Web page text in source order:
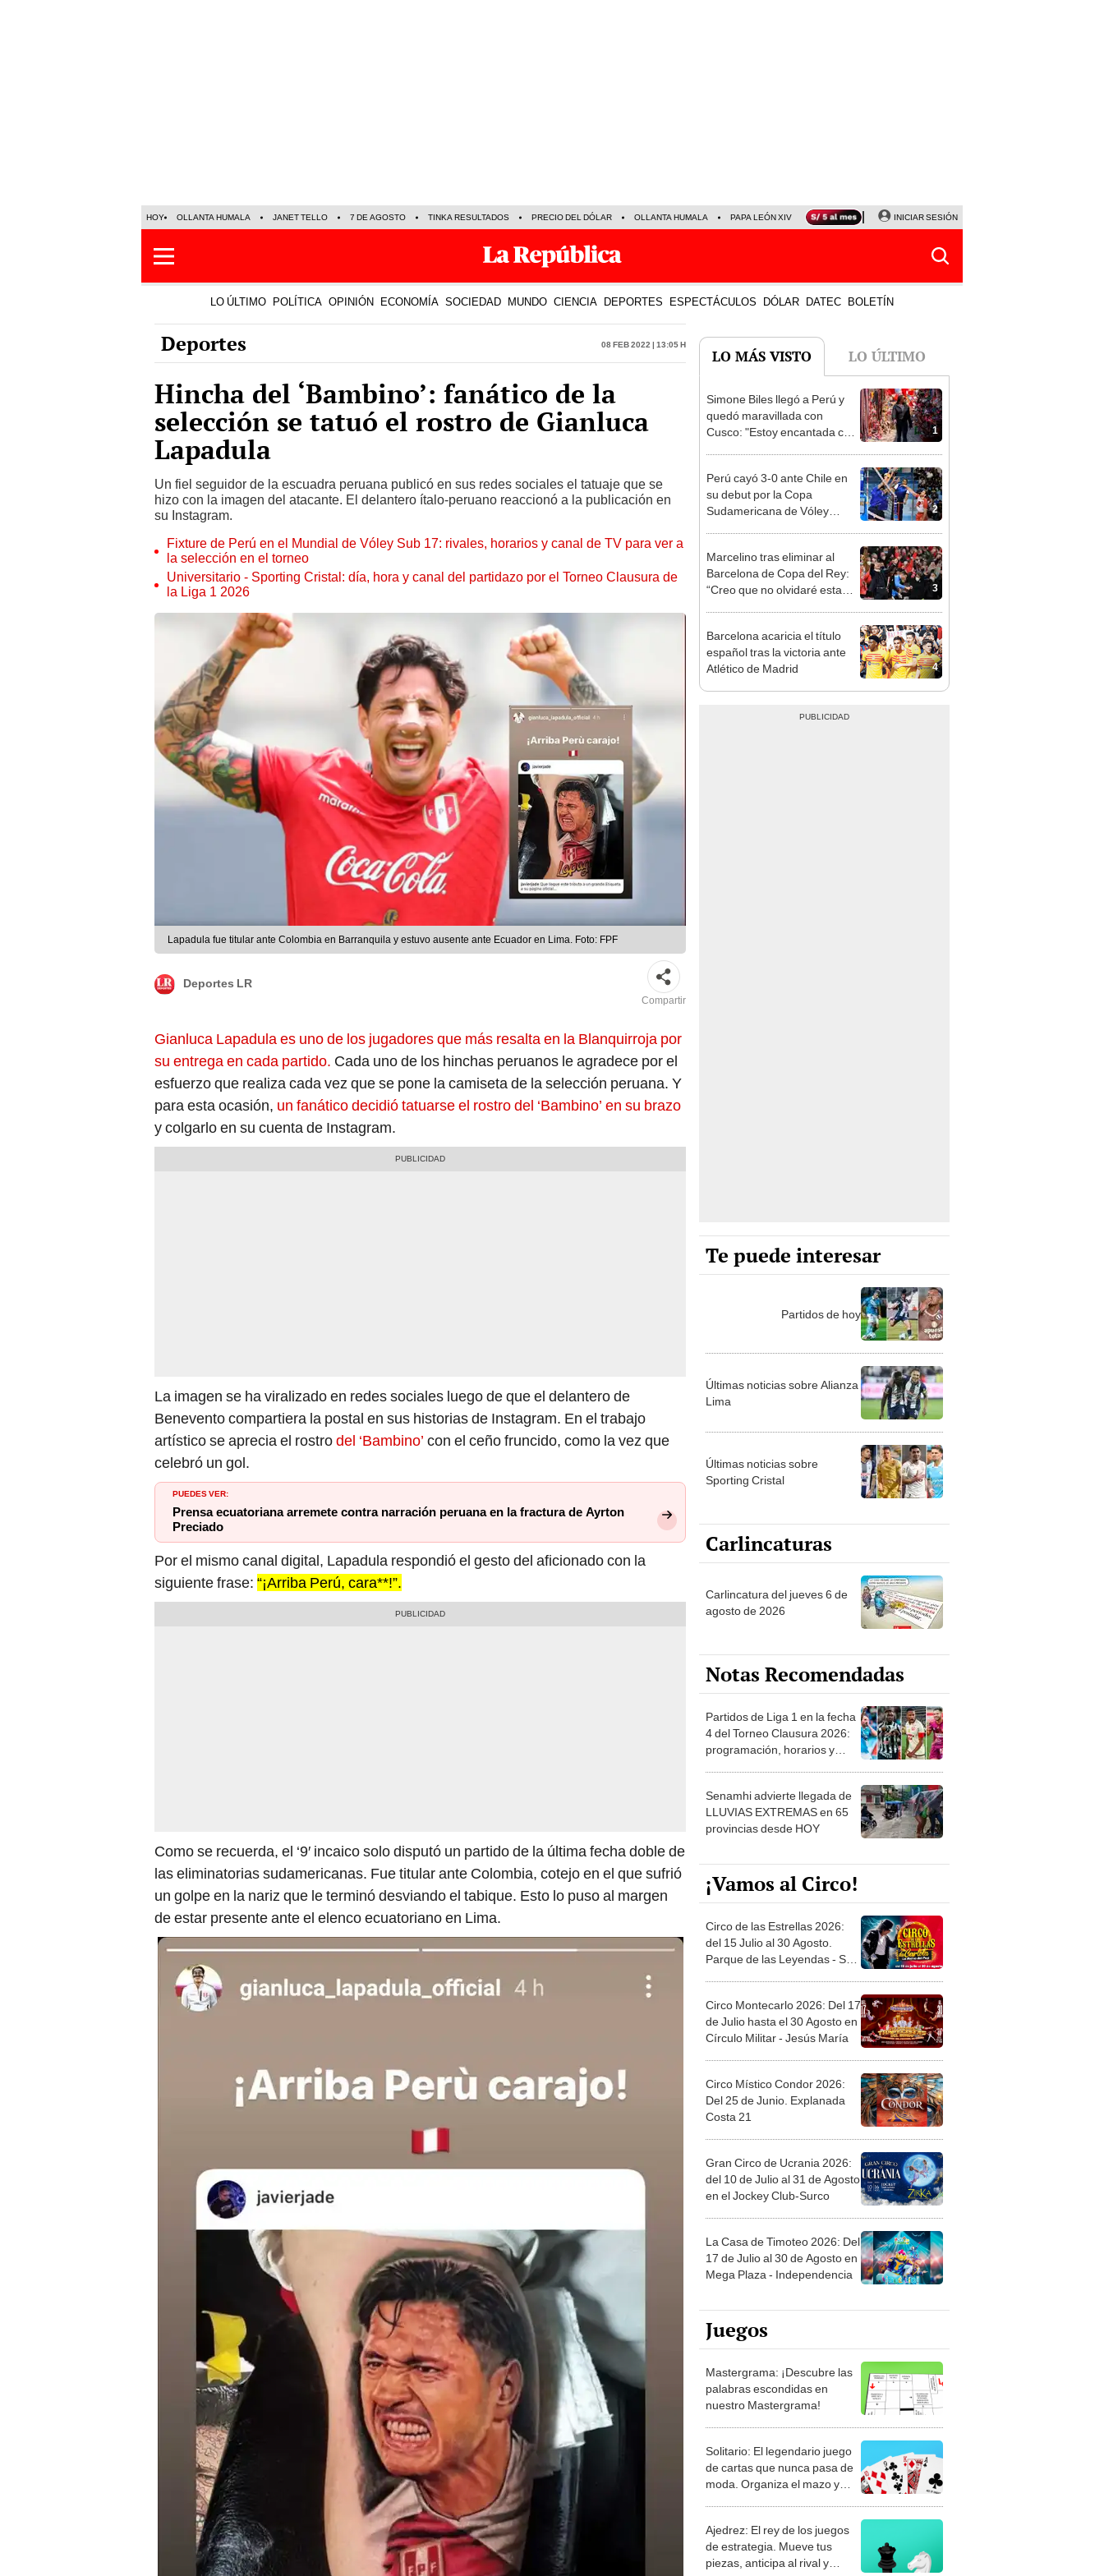
HOY OLLANTA HUMALA JANET TELLO 7 DE AGOSTO TINKA RESULTADOS PRECIO DEL DÓLAR OLLANTA HUMALA PAPA LEÓN XIV NALDY SALDAÑA LA BELLA LUZ
INICIAR SESIÓN
LO ÚLTIMO POLÍTICA OPINIÓN ECONOMÍA SOCIEDAD MUNDO CIENCIA DEPORTES ESPECTÁCULOS DÓLAR DATEC BOLETÍN
Deportes 08 Feb 2022 | 13:05 h
Hincha del ‘Bambino’: fanático de la
selección se tatuó el rostro de Gianluca
Lapadula
Un fiel seguidor de la escuadra peruana publicó en sus redes sociales el tatuaje que se
hizo con la imagen del atacante. El delantero ítalo-peruano reaccionó a la publicación en
su Instagram.
Fixture de Perú en el Mundial de Vóley Sub 17: rivales, horarios y canal de TV para ver a
la selección en el torneo
Universitario - Sporting Cristal: día, hora y canal del partidazo por el Torneo Clausura de
la Liga 1 2026
Lapadula fue titular ante Colombia en Barranquila y estuvo ausente ante Ecuador en Lima. Foto: FPF
Deportes LR
Compartir
Gianluca Lapadula es uno de los jugadores que más resalta en la Blanquirroja por
su entrega en cada partido. Cada uno de los hinchas peruanos le agradece por el
esfuerzo que realiza cada vez que se pone la camiseta de la selección peruana. Y
para esta ocasión, un fanático decidió tatuarse el rostro del ‘Bambino’ en su brazo
y colgarlo en su cuenta de Instagram.
La imagen se ha viralizado en redes sociales luego de que el delantero de
Benevento compartiera la postal en sus historias de Instagram. En el trabajo
artístico se aprecia el rostrodel ‘Bambino’ con el ceño fruncido, como la vez que
celebró un gol.
PUEDES VER:
Prensa ecuatoriana arremete contra narración peruana en la fractura de Ayrton
Preciado
Por el mismo canal digital, Lapadula respondió el gesto del aficionado con la
siguiente frase: “¡Arriba Perú, cara**!”.
Como se recuerda, el ‘9′ incaico solo disputó un partido de la última fecha doble de
las eliminatorias sudamericanas. Fue titular ante Colombia, cotejo en el que sufrió
un golpe en la nariz que le terminó desviando el tabique. Esto lo puso al margen
de estar presente ante el elenco ecuatoriano en Lima.
LO MÁS VISTO LO ÚLTIMO
1
Simone Biles llegó a Perú y
quedó maravillada con
Cusco: "Estoy encantada con
2
Perú cayó 3-0 ante Chile en
su debut por la Copa
Sudamericana de Vóley
3
Marcelino tras eliminar al
Barcelona de Copa del Rey:
“Creo que no olvidaré esta
4
Barcelona acaricia el título
español tras la victoria ante
Atlético de Madrid
Te puede interesar
Partidos de hoy
Últimas noticias sobre Alianza
Lima
Últimas noticias sobre
Sporting Cristal
Carlincaturas
Carlincatura del jueves 6 de
agosto de 2026
Notas Recomendadas
Partidos de Liga 1 en la fecha
4 del Torneo Clausura 2026:
programación, horarios y
Senamhi advierte llegada de
LLUVIAS EXTREMAS en 65
provincias desde HOY
¡Vamos al Circo!
Circo de las Estrellas 2026:
del 15 Julio al 30 Agosto.
Parque de las Leyendas - San
Circo Montecarlo 2026: Del 17
de Julio hasta el 30 Agosto en
Círculo Militar - Jesús María
Circo Místico Condor 2026:
Del 25 de Junio. Explanada
Costa 21
Gran Circo de Ucrania 2026:
del 10 de Julio al 31 de Agosto
en el Jockey Club-Surco
La Casa de Timoteo 2026: Del
17 de Julio al 30 de Agosto en
Mega Plaza - Independencia
Juegos
Mastergrama: ¡Descubre las
palabras escondidas en
nuestro Mastergrama!
Solitario: El legendario juego
de cartas que nunca pasa de
moda. Organiza el mazo y
Ajedrez: El rey de los juegos
de estrategia. Mueve tus
piezas, anticipa al rival y